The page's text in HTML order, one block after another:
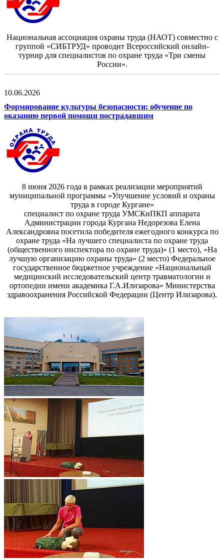
Национальная ассоциация охраны труда (НАОТ) совместно с
группой «СИБТРУД» проводит Всероссийский онлайн-
турнир для специалистов по охране труда «Три смены
России».
10.06.2026
Формирование культуры безопасности: обучение по
оказанию первой помощи пострадавшим
8 июня 2026 года в рамках реализации мероприятий
муниципальной программы «Улучшение условий и охраны
труда в городе Кургане»
специалист по охране труда УМСКиПКП аппарата
Администрации города Кургана Недорезова Елена
Александровна посетила победителя ежегодного конкурса по
охране труда «На лучшего специалиста по охране труда
(общественного инспектора по охране труда)» (1 место), «На
лучшую организацию охраны труда» (2 место) Федеральное
государственное бюджетное учреждение «Национальный
медицинский исследовательский центр травматологии и
ортопедии имени академика Г.А.Илизарова» Министерства
здравоохранения Российской Федерации (Центр Илизарова).